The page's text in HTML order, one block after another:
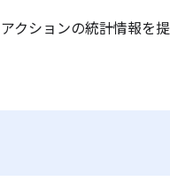
クションの統計情報を提